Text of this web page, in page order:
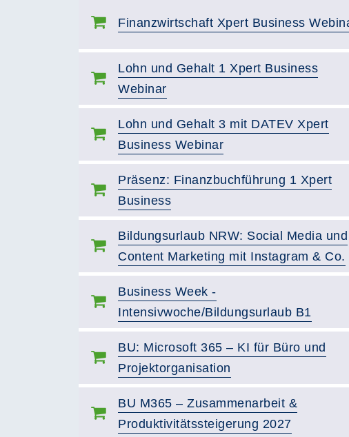
Finanzwirtschaft Xpert Business
Lohn und Gehalt 1 Xpert Business
Webinar
Lohn und Gehalt 3 mit DATEV Xpert
Business Webinar
Präsenz: Finanzbuchführung 1 Xpert
Business
Bildungsurlaub NRW: Social Media und
Content Marketing mit Instagram & Co.
Business Week -
Intensivwoche/Bildungsurlaub B1
BU: Microsoft 365 – KI für Büro und
Projektorganisation
BU M365 – Zusammenarbeit &
Produktivitätssteigerung 2027